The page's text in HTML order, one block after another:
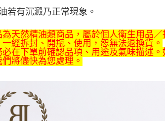
若有沉澱乃正常現象。
為天然精油類商品，屬於個人衛生用品
經拆封、開瓶、使用，恕無法退換貨。
必在下單前確認品項、用途及氣味描述
將儘快為您處理。